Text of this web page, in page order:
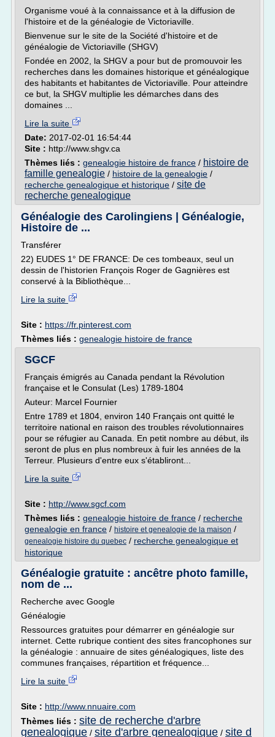
Organisme voué à la connaissance et à la diffusion de
l'histoire et de la généalogie de Victoriaville.
Bienvenue sur le site de la Société d'histoire et de
généalogie de Victoriaville (SHGV)
Fondée en 2002, la SHGV a pour but de promouvoir les
recherches dans les domaines historique et généalogique
des habitants et habitantes de Victoriaville. Pour atteindre
ce but, la SHGV multiplie les démarches dans des
domaines ...
Lire la suite
Date: 2017-02-01 16:54:44
Site : http://www.shgv.ca
Thèmes liés : genealogie histoire de france / histoire de
famille genealogie / histoire de la genealogie /
recherche genealogique et historique / site de
recherche genealogique
Généalogie des Carolingiens | Généalogie,
Histoire de ...
Transférer
22) EUDES 1° DE FRANCE: De ces tombeaux, seul un
dessin de l'historien François Roger de Gagnières est
conservé à la Bibliothèque...
Lire la suite
Site : https://fr.pinterest.com
Thèmes liés : genealogie histoire de france
SGCF
Français émigrés au Canada pendant la Révolution
française et le Consulat (Les) 1789-1804
Auteur: Marcel Fournier
Entre 1789 et 1804, environ 140 Français ont quitté le
territoire national en raison des troubles révolutionnaires
pour se réfugier au Canada. En petit nombre au début, ils
seront de plus en plus nombreux à fuir les années de la
Terreur. Plusieurs d'entre eux s'établiront...
Lire la suite
Site : http://www.sgcf.com
Thèmes liés : genealogie histoire de france / recherche
genealogie en france / histoire et genealogie de la maison /
genealogie histoire du quebec / recherche genealogique et
historique
Généalogie gratuite : ancêtre photo famille,
nom de ...
Recherche avec Google
Généalogie
Ressources gratuites pour démarrer en généalogie sur
internet. Cette rubrique contient des sites francophones sur
la généalogie : annuaire de sites généalogiques, liste des
communes françaises, répartition et fréquence...
Lire la suite
Site : http://www.nnuaire.com
Thèmes liés : site de recherche d'arbre
genealogique / site d'arbre genealogique / site d